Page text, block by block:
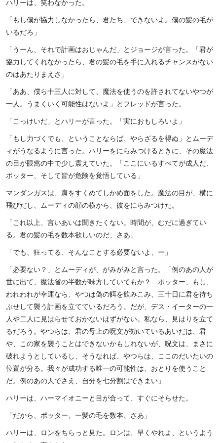
ハリーは、笑わなかった。
「もし僕が協力しなかったら、君たち、できないよ。僕の髪の毛が
いるだろ」
「うーん、それで計画はおじゃんだ」とジョージが言った。「君が
協力してくれなかったら、君の髪の毛を手に入れるチャンスがない
のはあたりまえさ」
「ああ、僕ら十三人に対して、魔法を使うのを許されてないやつが
一人。うまくいく可能性はないよ」とフレッドが言った。
「こっけいだ」とハリーが言った。「実におもしろいよ」
「もし力づくでも、ということならば、やらざるを得ぬ」とムーデ
ィがうなるように言った。ハリーをにらみつけるときに、その魔法
の目が眼窩の中で少し震えていた。「ここにいるすべてが成人だ、
ポッター、そして皆が危険を覚悟している」
マンダンガスは、肩をすくめてしかめ面をした。魔法の目が、横に
飛びだし、ムーディの顔の横から、彼をにらみつけた。
「これ以上、言いあいは聞きたくない。時間が、むだに過ぎてい
る。君の髪の毛を数本欲しいのだ、さあ」
「でも、狂ってる、そんなことする必要ないよ、ー」
「必要ない？」とムーディが、がみがみと言った。「例のあの人が
世に出て、魔法省の半数が味方していてもか？ ポッター、もし、
われわれが幸運なら、やつは偽の餌を飲みこみ、三十日に君を待ち
ぶせして襲う計画を立てているだろう。だが、デス・イーターの一
人や二人に見はらせておかないはずがない。私なら、見はりを立て
るだろう。やつらは、君の母上の呪文が効いているあいだは、君
や、この家を襲うことはできないかもしれないが、呪文は、まさに
破れようとしているし、そうなれば、やつらは、ここのだいたいの
位置が分る。我々が成功する唯一の可能性は、おとりを使うこと
だ。例のあの人でさえ、自分を七分割はできまい」
ハリーは、ハーマイオニーと目が合って、すぐにそらせた。
「だから、ポッター、ー髪の毛を数本、さあ」
ハリーは、ロンをちらっと見た。ロンは、早くやれよ、というよう